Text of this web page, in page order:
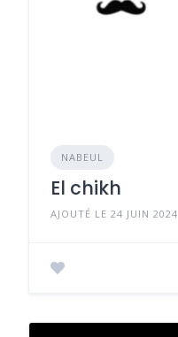
NABEUL
El chikh
AJOUTÉ LE 24 JUIN 2024